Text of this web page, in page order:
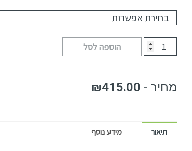
הוספה לסל
₪415.00
תיאור מידע נוסף